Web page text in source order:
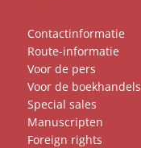
Contactinformatie
Route-informatie
Voor de pers
Voor de boekhandels
Special sales
Manuscripten
Foreign rights